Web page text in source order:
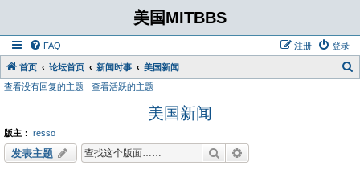
美国MITBBS
FAQ 登录
注册
首页 论坛首页 新闻时事 美国新闻
查看没有回复的主题 查看活跃的主题
美国新闻
版主： resso
发表主题 搜索